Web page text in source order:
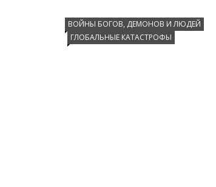
ВОЙНЫ БОГОВ, ДЕМОНОВ И ЛЮДЕЙ
ГЛОБАЛЬНЫЕ КАТАСТРОФЫ